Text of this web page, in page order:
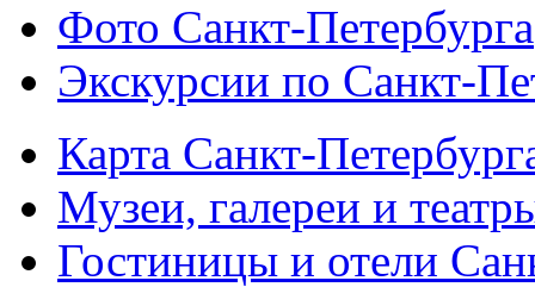
Фото Санкт-Петербурга
Экскурсии по Санкт-
Карта Санкт-
Музеи, галереи и
Гостиницы и отели